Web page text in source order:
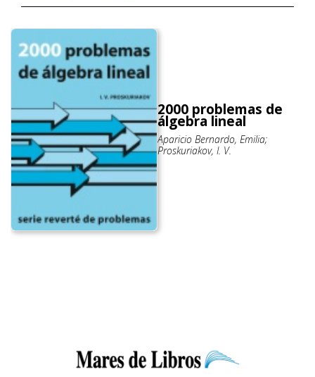
2000 problemas de
álgebra lineal
Aparicio Bernardo, Emilia;
Proskuriakov, I. V.